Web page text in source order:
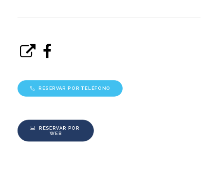
RESERVAR POR TELÉFONO
RESERVAR POR
WEB